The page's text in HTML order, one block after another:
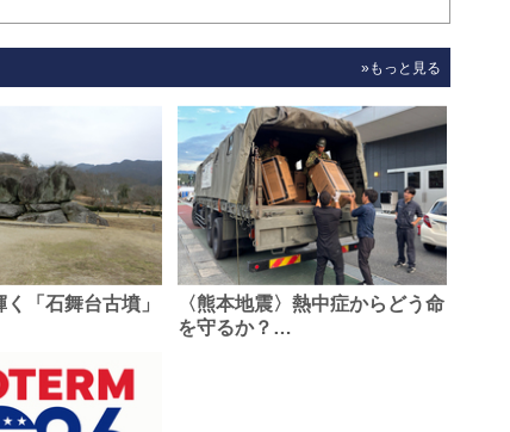
»もっと見る
「石舞台古墳」
〈熊本地震〉熱中症からどう命
を守るか？…